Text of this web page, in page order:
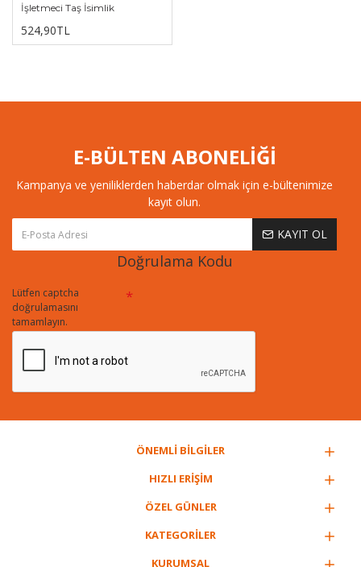
İşletmeci Taş İsimlik
524,90TL
E-BÜLTEN ABONELİĞİ
Kampanya ve yeniliklerden haberdar olmak için e-bültenimize
kayıt olun.
KAYIT OL
Doğrulama Kodu
Lütfen captcha
doğrulamasını
tamamlayın.
ÖNEMLİ BİLGİLER
HIZLI ERİŞİM
ÖZEL GÜNLER
KATEGORİLER
KURUMSAL